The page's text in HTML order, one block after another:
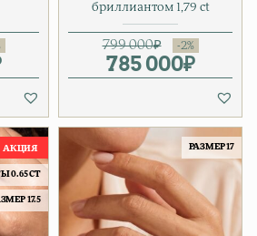
цена
цена: 380 000₽.
бриллиантом 1,79 ct
799 000₽
785 000₽
Текущая
0.65 CT
17.5
РАЗМЕР 17